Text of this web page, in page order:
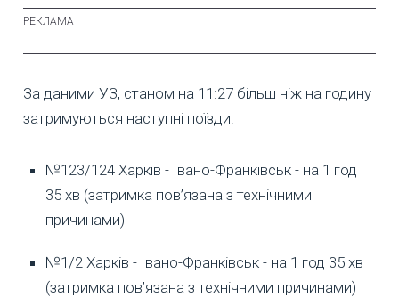
За даними УЗ, станом на 11:27 більш ніж на годину
затримуються наступні поїзди:
№123/124 Харків - Івано-Франківськ - на 1 год
35 хв (затримка пов’язана з технічними
причинами)
№1/2 Харків - Івано-Франківськ - на 1 год 35 хв
(затримка пов’язана з технічними причинами)